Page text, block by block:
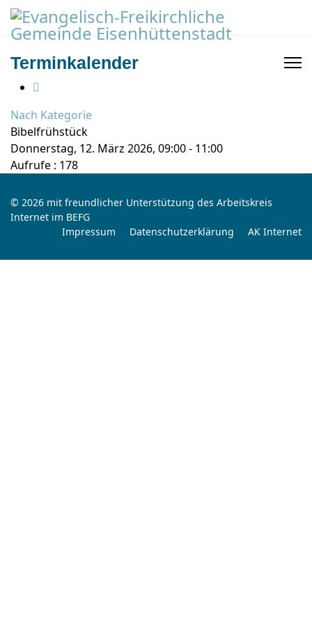
Terminkalender
Nach Kategorie
Bibelfrühstück
Donnerstag, 12. März 2026, 09:00 - 11:00
Aufrufe : 178
© 2026 mit freundlicher Unterstützung des Arbeitskreis
Internet im BEFG
Impressum
Datenschutzerklärung AK Internet